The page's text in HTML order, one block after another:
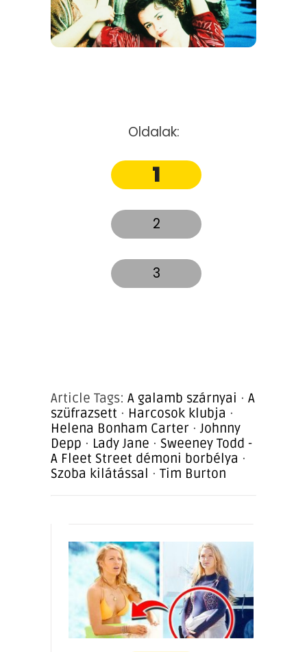
Oldalak:
1
2
3
Article Tags: A galamb szárnyai · A
szüfrazsett · Harcosok klubja ·
Helena Bonham Carter · Johnny
Depp · Lady Jane · Sweeney Todd -
A Fleet Street démoni borbélya ·
Szoba kilátással · Tim Burton